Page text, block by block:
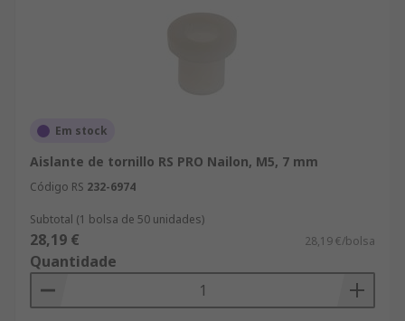
Em stock
Aislante de tornillo RS PRO Nailon, M5, 7 mm
Código RS 232-6974
Subtotal (1 bolsa de 50 unidades)
28,19 € 28,19 €/bolsa
Quantidade